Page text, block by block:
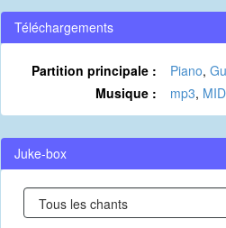
Téléchargements
Partition principale : Piano,
Musique :
mp3,
Juke-box